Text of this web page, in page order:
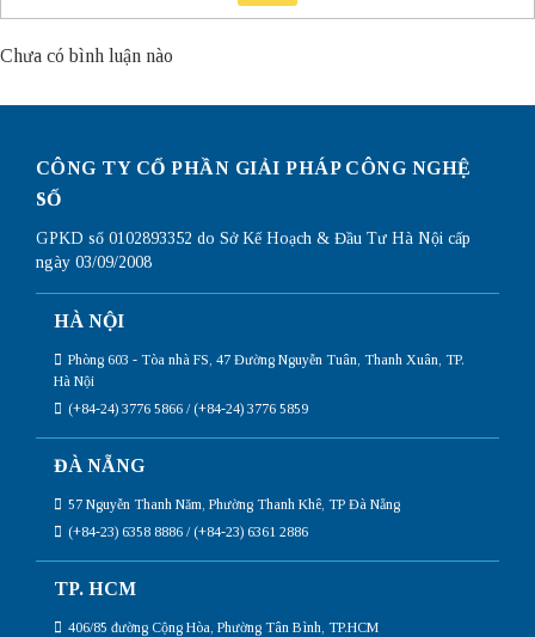
Chưa có bình luận nào
CÔNG TY CỔ PHẦN GIẢI PHÁP CÔNG NGHỆ
SỐ
GPKD số 0102893352 do Sở Kế Hoạch & Đầu Tư Hà Nội cấp
ngày 03/09/2008
HÀ NỘI
Phòng 603 - Tòa nhà FS, 47 Đường Nguyễn Tuân, Thanh Xuân, TP.
Hà Nội
(+84-24) 3776 5866 / (+84-24) 3776 5859
ĐÀ NẴNG
57 Nguyễn Thanh Năm, Phường Thanh Khê, TP Đà Nẵng
(+84-23) 6358 8886 / (+84-23) 6361 2886
TP. HCM
406/85 đường Cộng Hòa, Phường Tân Bình, TP.HCM